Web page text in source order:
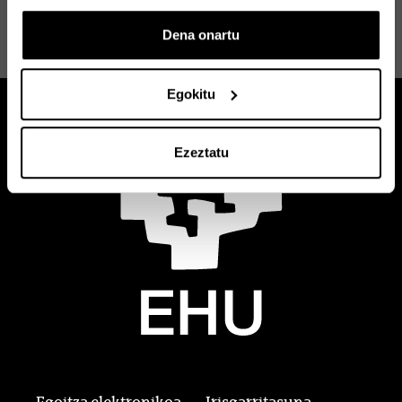
Dena onartu
Egokitu
Ezeztatu
Euskararen Kudeaketa eta
Hizkuntza-praktikak Erakunde
Publikoetan